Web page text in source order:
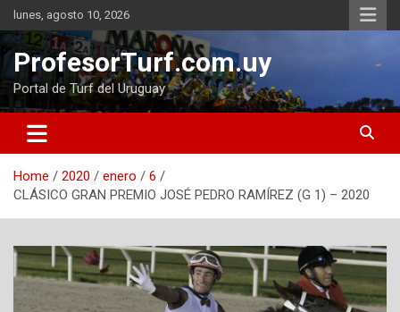
Skip
to
content
lunes, agosto 10, 2026
ProfesorTurf.com.uy
Portal de Turf del Uruguay
Home 2020 enero
6
CLÁSICO GRAN PREMIO JOSÉ PEDRO RAMÍREZ (G 1) – 2020